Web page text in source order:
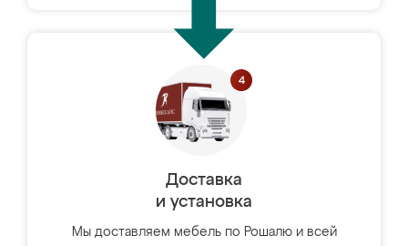
Доставка
и установка
Мы доставляем мебель по Рошалю и всей